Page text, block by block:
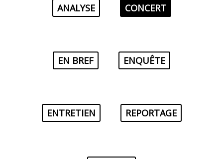
ANALYSE CONCERT
EN BREF ENQUÊTE
ENTRETIEN REPORTAGE